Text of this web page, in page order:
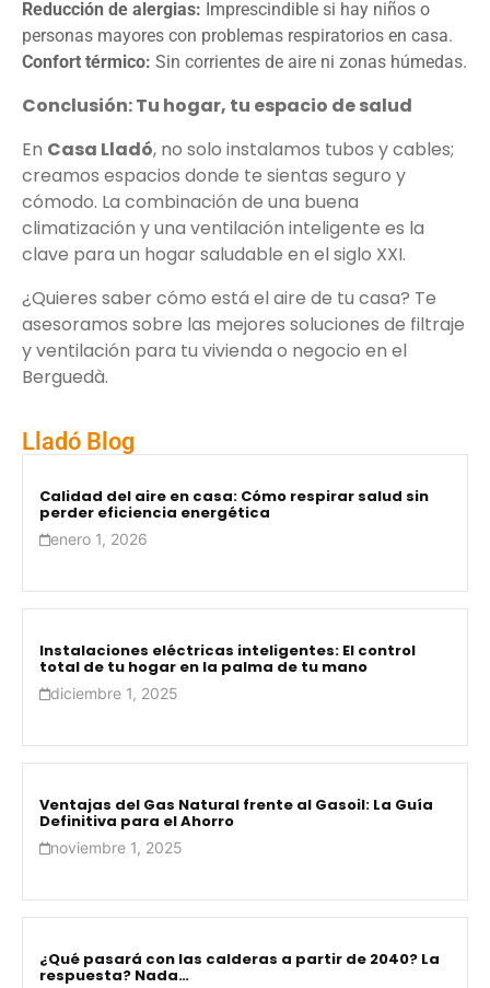
Reducción de alergias: Imprescindible si hay niños o
personas mayores con problemas respiratorios en casa.
Confort térmico: Sin corrientes de aire ni zonas húmedas.
Conclusión: Tu hogar, tu espacio de salud
En Casa Lladó, no solo instalamos tubos y cables;
creamos espacios donde te sientas seguro y
cómodo. La combinación de una buena
climatización y una ventilación inteligente es la
clave para un hogar saludable en el siglo XXI.
¿Quieres saber cómo está el aire de tu casa? Te
asesoramos sobre las mejores soluciones de filtraje
y ventilación para tu vivienda o negocio en el
Berguedà.
Lladó Blog
Calidad del aire en casa: Cómo respirar salud sin
perder eficiencia energética
enero 1, 2026
Instalaciones eléctricas inteligentes: El control
total de tu hogar en la palma de tu mano
diciembre 1, 2025
Ventajas del Gas Natural frente al Gasoil: La Guía
Definitiva para el Ahorro
noviembre 1, 2025
¿Qué pasará con las calderas a partir de 2040? La
respuesta? Nada…